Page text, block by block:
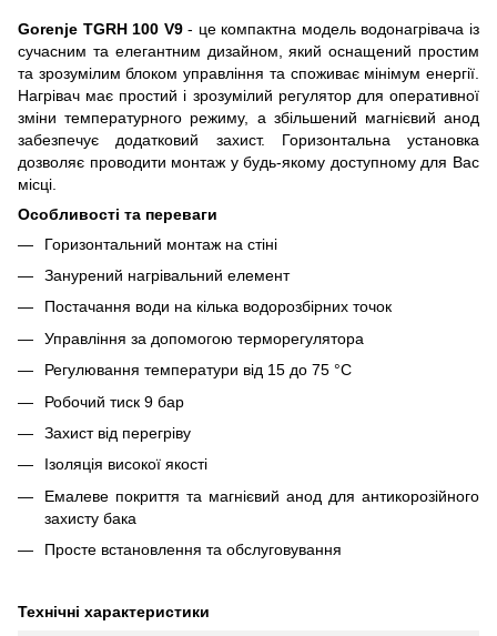
Gorenje TGRH 100 V9- це компактна модель водонагрівача із
сучасним та елегантним дизайном, який оснащений простим
та зрозумілим блоком управління та споживає мінімум енергії.
Нагрівач має простий і зрозумілий регулятор для оперативної
зміни температурного режиму, а збільшений магнієвий анод
забезпечує додатковий захист. Горизонтальна установка
дозволяє проводити монтаж у будь-якому доступному для Вас
місці.
Особливості та переваги
Горизонтальний монтаж на стіні
Занурений нагрівальний елемент
Постачання води на кілька водорозбірних точок
Управління за допомогою терморегулятора
Регулювання температури від 15 до 75 °C
Робочий тиск 9 бар
Захист від перегріву
Ізоляція високої якості
Емалеве покриття та магнієвий анод для антикорозійного
захисту бака
Просте встановлення та обслуговування
Технічні характеристики